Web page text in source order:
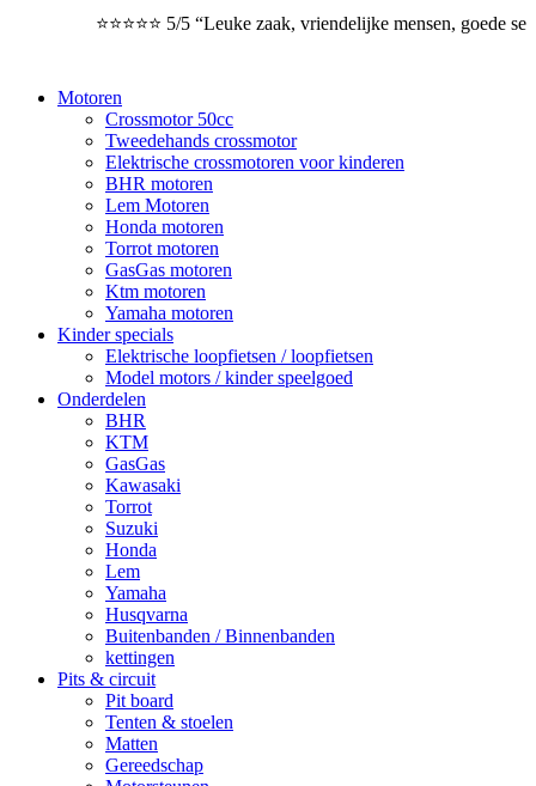
⭐⭐⭐⭐⭐ 5/5 “Leuke zaak, vriendelijke mensen, goede
Motoren
Crossmotor 50cc
Tweedehands crossmotor
Elektrische crossmotoren voor kinderen
BHR motoren
Lem Motoren
Honda motoren
Torrot motoren
GasGas motoren
Ktm motoren
Yamaha motoren
Kinder specials
Elektrische loopfietsen / loopfietsen
Model motors / kinder speelgoed
Onderdelen
BHR
KTM
GasGas
Kawasaki
Torrot
Suzuki
Honda
Lem
Yamaha
Husqvarna
Buitenbanden / Binnenbanden
kettingen
Pits & circuit
Pit board
Tenten & stoelen
Matten
Gereedschap